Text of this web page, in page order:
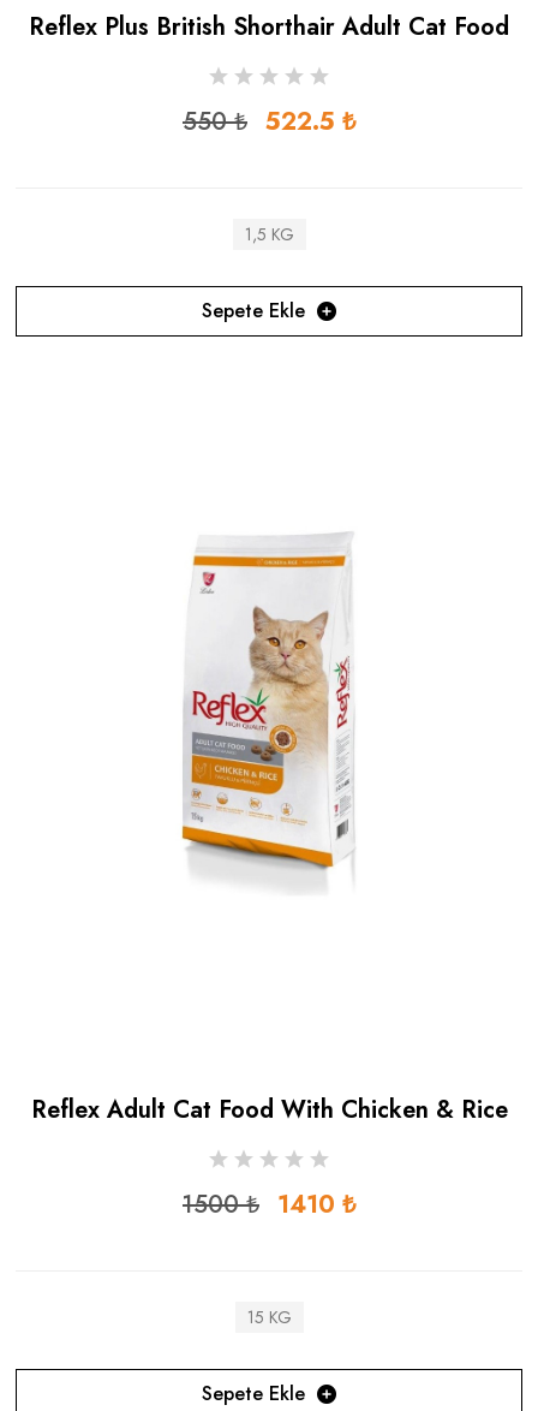
Reflex Plus British Shorthair Adult Cat Food
550 ₺ 522.5 ₺
1,5 KG
Sepete Ekle
Reflex Adult Cat Food With Chicken & Rice
1500 ₺ 1410 ₺
15 KG
Sepete Ekle